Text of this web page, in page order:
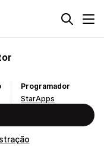
Programador
StarApps